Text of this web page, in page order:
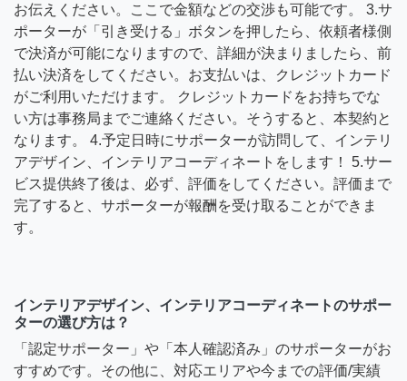
お伝えください。ここで金額などの交渉も可能です。 3.サ
ポーターが「引き受ける」ボタンを押したら、依頼者様側
で決済が可能になりますので、詳細が決まりましたら、前
払い決済をしてください。お支払いは、クレジットカード
がご利用いただけます。 クレジットカードをお持ちでな
い方は事務局までご連絡ください。そうすると、本契約と
なります。 4.予定日時にサポーターが訪問して、インテリ
アデザイン、インテリアコーディネートをします！ 5.サー
ビス提供終了後は、必ず、評価をしてください。評価まで
完了すると、サポーターが報酬を受け取ることができま
す。
インテリアデザイン、インテリアコーディネートのサポー
ターの選び方は？
「認定サポーター」や「本人確認済み」のサポーターがお
すすめです。その他に、対応エリアや今までの評価/実績